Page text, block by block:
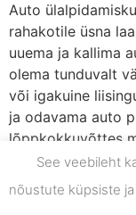
Auto
rahakotile üsna
uuema ja kallima
olema tunduvalt
või igakuine
ja odavama auto
lõppkokkuvõttes
See veebileht
nõustute küpsiste ja